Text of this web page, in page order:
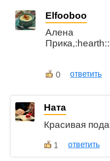
Elfooboo
Алена
0 ответить
Ната
Красивая
1 ответить